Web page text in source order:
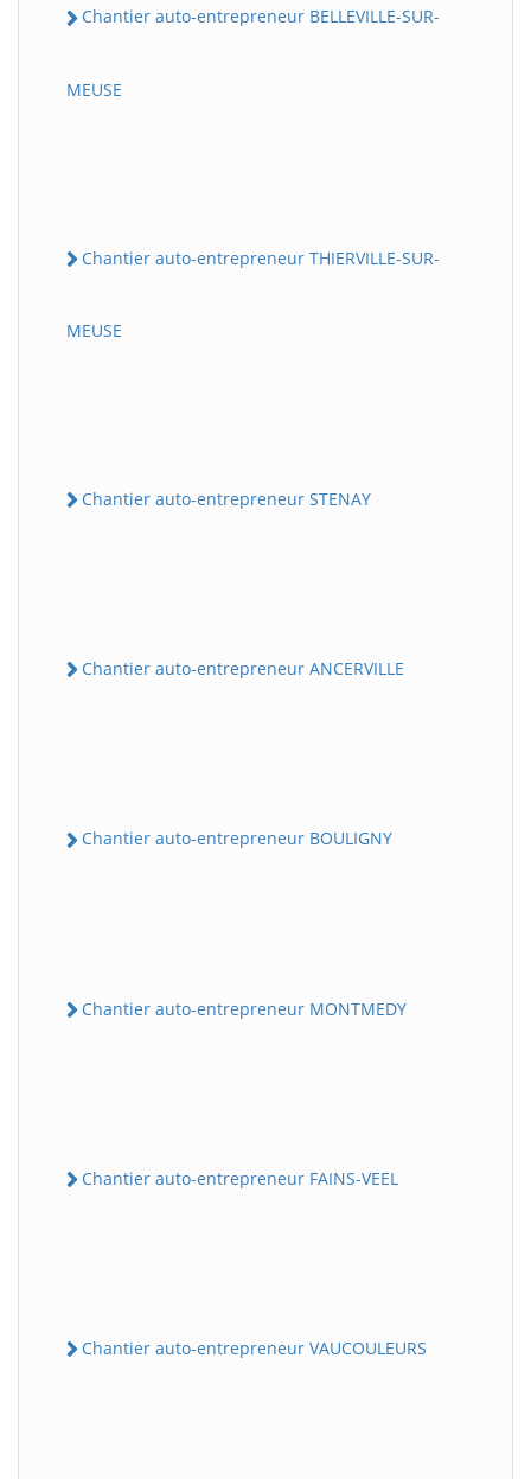
Chantier auto-entrepreneur BELLEVILLE-SUR-
MEUSE
Chantier auto-entrepreneur THIERVILLE-SUR-
MEUSE
Chantier auto-entrepreneur STENAY
Chantier auto-entrepreneur ANCERVILLE
Chantier auto-entrepreneur BOULIGNY
Chantier auto-entrepreneur MONTMEDY
Chantier auto-entrepreneur FAINS-VEEL
Chantier auto-entrepreneur VAUCOULEURS